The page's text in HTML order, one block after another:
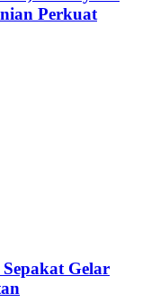
Perkuat
Gelar